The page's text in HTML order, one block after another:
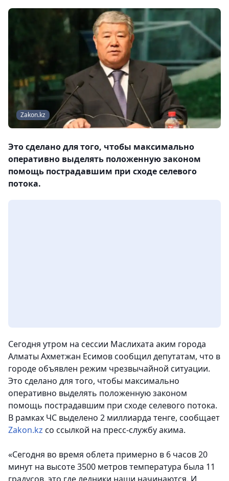
Zakon.kz
Это сделано для того, чтобы максимально
оперативно выделять положенную законом
помощь пострадавшим при сходе селевого
потока.
Сегодня утром на сессии Маслихата аким города
Алматы Ахметжан Есимов сообщил депутатам, что в
городе объявлен режим чрезвычайной ситуации.
Это сделано для того, чтобы максимально
оперативно выделять положенную законом
помощь пострадавшим при сходе селевого потока.
В рамках ЧС выделено 2 миллиарда тенге, сообщает
Zakon.kz со ссылкой на пресс-службу акима.
«Сегодня во время облета примерно в 6 часов 20
минут на высоте 3500 метров температура была 11